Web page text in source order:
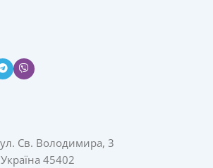
Св. Володимира, 3
45402